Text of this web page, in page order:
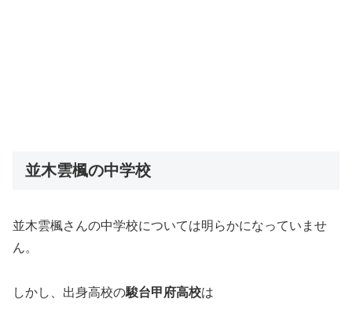
並木雲楓の中学校
並木雲楓さんの中学校については明らかになっていませ
ん。
しかし、出身高校の駿台甲府高校は